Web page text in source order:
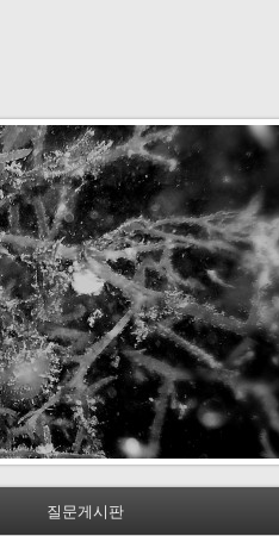
질문게시판